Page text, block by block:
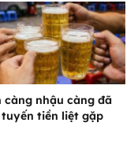
càng nhậu càng đã
tiền liệt gặp